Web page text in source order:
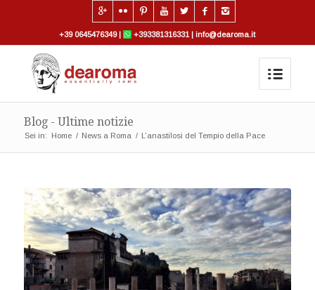
+39 0645476349 | +393381316331 | info@dearoma.it
Blog - Ultime notizie
Sei in: Home / News a Roma / L’anastilosi del Tempio della Pace